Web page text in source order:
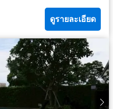
ดูรายละเอียด